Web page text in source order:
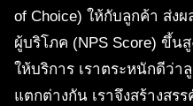
of Choice) ให้กับลูกค้า ส่ง
ผู้บริโภค (NPS Score) ขึ้น
ให้บริการ เราตระหนักดีว่
แตกต่างกัน เราจึงสร้างส